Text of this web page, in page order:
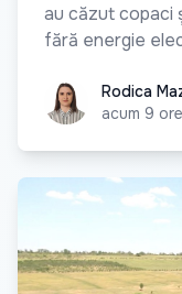
au căzut copaci
fără energie
Rodica Mazur
Rodica
acum 9 ore